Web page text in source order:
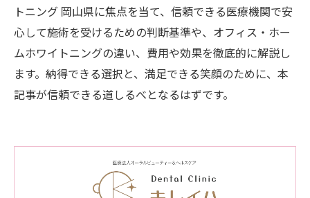
トニング 岡山県に焦点を当て、信頼できる医療機関で安
心して施術を受けるための判断基準や、オフィス・ホー
ムホワイトニングの違い、費用や効果を徹底的に解説し
ます。納得できる選択と、満足できる笑顔のために、本
記事が信頼できる道しるべとなるはずです。